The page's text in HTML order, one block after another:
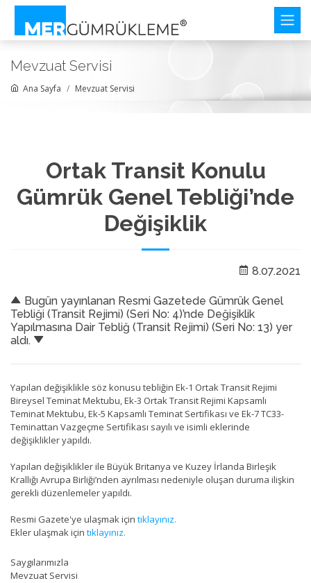
Mevzuat Servisi
Ana Sayfa Mevzuat Servisi
Ortak Transit Konulu
Gümrük Genel Tebliği’nde
Değişiklik
8.07.2021
Bugün yayınlanan Resmi Gazetede Gümrük Genel
Tebliği (Transit Rejimi) (Seri No: 4)’nde Değişiklik
Yapılmasına Dair Tebliğ (Transit Rejimi) (Seri No: 13) yer
aldı.
Yapılan değişiklikle söz konusu tebliğin Ek-1 Ortak Transit Rejimi
Bireysel Teminat Mektubu, Ek-3 Ortak Transit Rejimi Kapsamlı
Teminat Mektubu, Ek-5 Kapsamlı Teminat Sertifikası ve Ek-7 TC33-
Teminattan Vazgeçme Sertifikası sayılı ve isimli eklerinde
değişiklikler yapıldı.
Yapılan değişiklikler ile Büyük Britanya ve Kuzey İrlanda Birleşik
Krallığı Avrupa Birliği’nden ayrılması nedeniyle oluşan duruma ilişkin
gerekli düzenlemeler yapıldı.
Resmi Gazete'ye ulaşmak için tıklayınız.
Ekler ulaşmak için tıklayınız.
Saygılarımızla
Mevzuat Servisi